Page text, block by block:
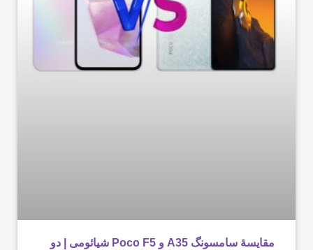
مقایسۀ سامسونگ A35 و Poco F5 شیائومی | دو